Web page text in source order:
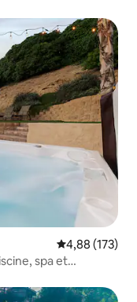
Évaluation
4,88 (173)
spa et